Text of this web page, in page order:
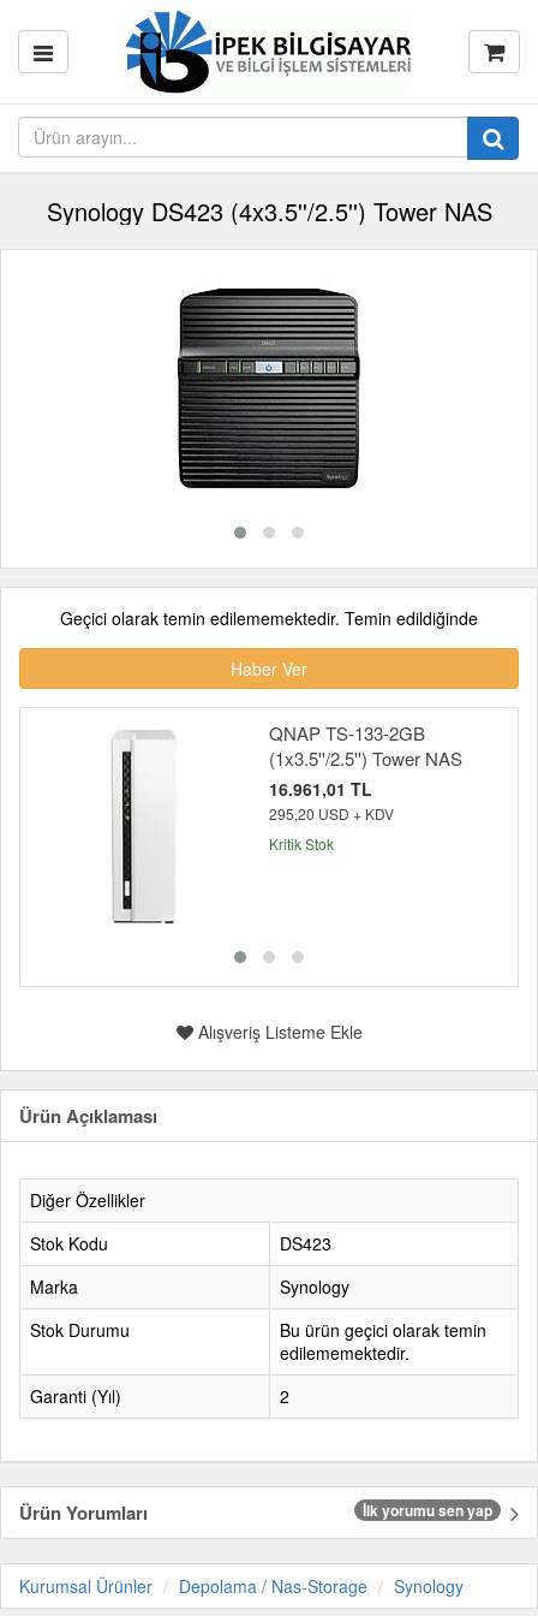
Synology DS423 (4x3.5''/2.5'') Tower NAS
Geçici olarak temin edilememektedir. Temin edildiğinde
Haber Ver
QNAP TS-133-2GB
(1x3.5''/2.5'') Tower NAS
16.961,01 TL
295,20 USD + KDV
Kritik Stok
Alışveriş Listeme Ekle
Ürün Açıklaması
Diğer Özellikler
Stok Kodu
DS423
Marka
Synology
Stok Durumu
Bu ürün geçici olarak temin
edilememektedir.
Garanti (Yıl)
2
Ürün Yorumları İlk yorumu sen yap
Kurumsal Ürünler Depolama / Nas-Storage Synology